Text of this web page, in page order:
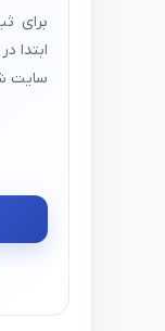
برای
ابتدا
سایت